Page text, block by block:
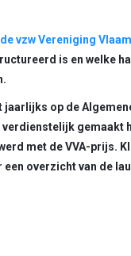
vzw Vereniging
is en welke
jaarlijks op de
gemaakt
met de VVA-prijs.
een overzicht van de